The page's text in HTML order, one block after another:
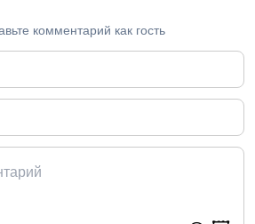
комментарий как гость